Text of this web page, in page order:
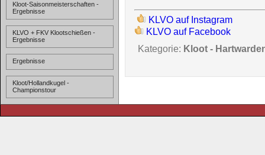
Kloot-Saisonmeisterschaften -
Ergebnisse
KLVO + FKV Klootschießen -
Ergebnisse
Ergebnisse
Kloot/Hollandkugel -
Championstour
KLVO auf Instagram
KLVO auf Facebook
Kategorie: Kloot -